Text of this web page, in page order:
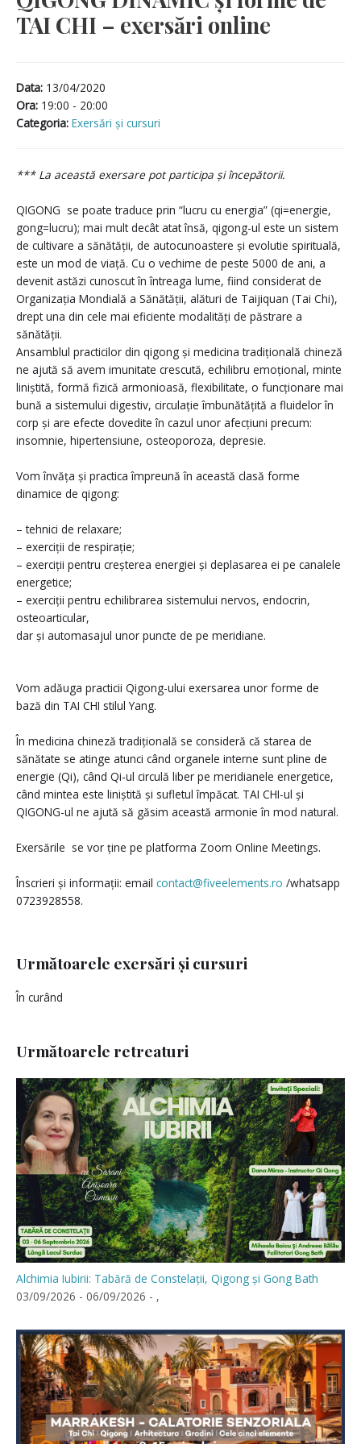
TAI CHI – exersări online
Data: 13/04/2020
Ora: 19:00 - 20:00
Categoria: Exersări și cursuri
*** La această exersare pot participa și începătorii.
QIGONG se poate traduce prin “lucru cu energia” (qi=energie,
gong=lucru); mai mult decât atat însă, qigong-ul este un sistem
de cultivare a sănătății, de autocunoastere și evolutie spirituală,
este un mod de viață. Cu o vechime de peste 5000 de ani, a
devenit astăzi cunoscut în întreaga lume, fiind considerat de
Organizația Mondială a Sănătății, alături de Taijiquan (Tai Chi),
drept una din cele mai eficiente modalități de păstrare a
sănătății.
Ansamblul practicilor din qigong și medicina tradițională chineză
ne ajută să avem imunitate crescută, echilibru emoțional, minte
liniștită, formă fizică armonioasă, flexibilitate, o funcționare mai
bună a sistemului digestiv, circulație îmbunătățită a fluidelor în
corp și are efecte dovedite în cazul unor afecțiuni precum:
insomnie, hipertensiune, osteoporoza, depresie.
Vom învăța și practica împreună în această clasă forme
dinamice de qigong:
– tehnici de relaxare;
– exerciții de respirație;
– exerciții pentru creșterea energiei și deplasarea ei pe canalele
energetice;
– exerciții pentru echilibrarea sistemului nervos, endocrin,
osteoarticular,
dar și automasajul unor puncte de pe meridiane.
Vom adăuga practicii Qigong-ului exersarea unor forme de
bază din TAI CHI stilul Yang.
În medicina chineză tradițională se consideră că starea de
sănătate se atinge atunci când organele interne sunt pline de
energie (Qi), când Qi-ul circulă liber pe meridianele energetice,
când mintea este liniștită și sufletul împăcat. TAI CHI-ul și
QIGONG-ul ne ajută să găsim această armonie în mod natural.
Exersările se vor ține pe platforma Zoom Online Meetings.
Înscrieri și informații: email contact@fiveelements.ro /whatsapp
0723928558.
Următoarele exersări și cursuri
În curând
Următoarele retreaturi
Alchimia Iubirii: Tabără de Constelații, Qigong și Gong Bath
03/09/2026 - 06/09/2026 - ,